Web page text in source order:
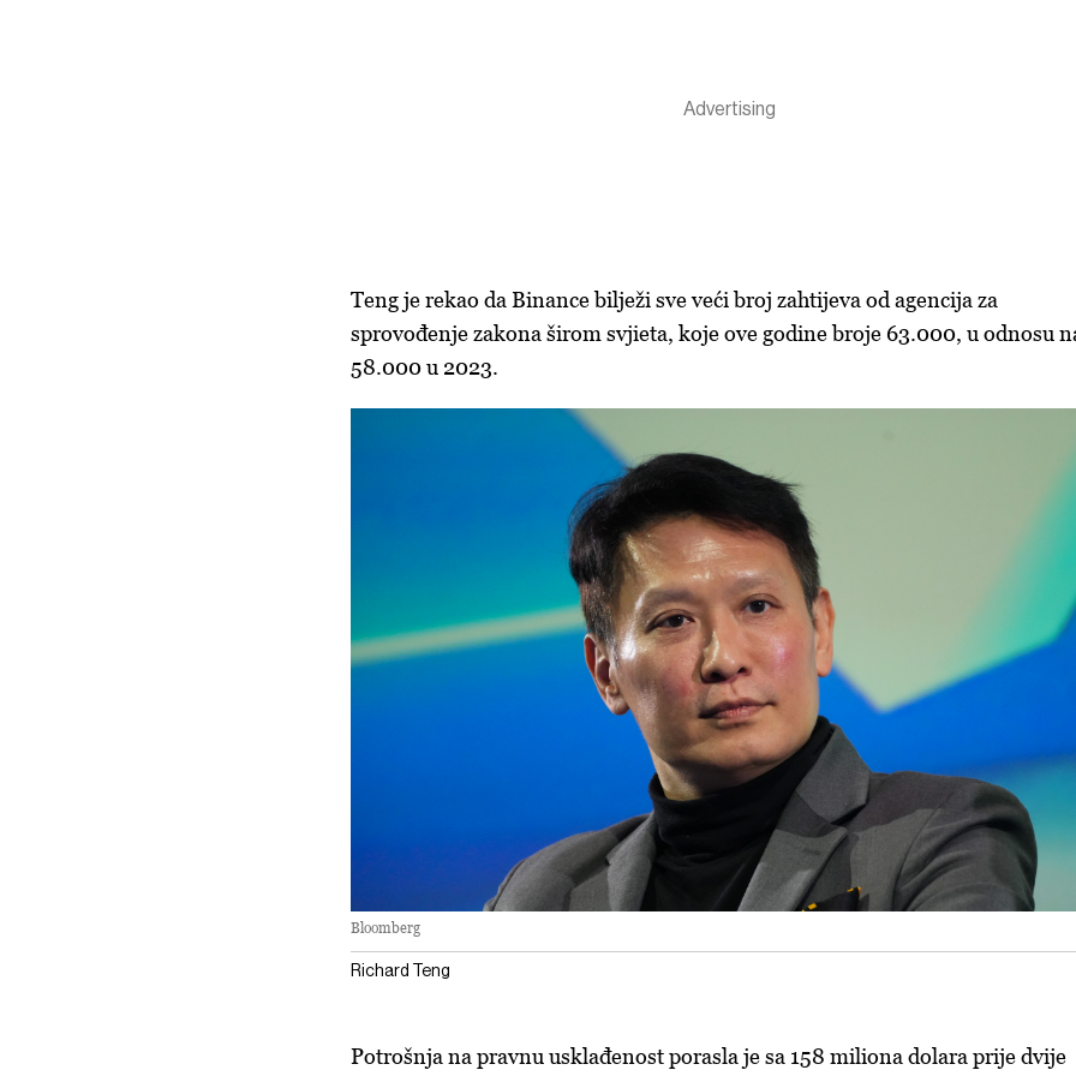
Teng je rekao da Binance bilježi sve veći broj zahtijeva od agencija za
sprovođenje zakona širom svjieta, koje ove godine broje 63.000, u odnosu
58.000 u 2023.
Bloomberg
Richard Teng
Potrošnja na pravnu usklađenost porasla je sa 158 miliona dolara prije dvije